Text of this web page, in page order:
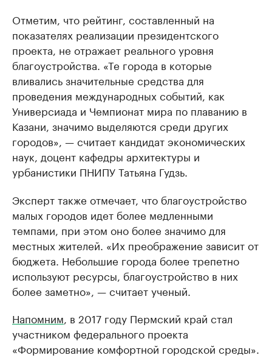
Отметим, что рейтинг, составленный на
показателях реализации президентского
проекта, не отражает реального уровня
благоустройства. «Те города в которые
вливались значительные средства для
проведения международных событий, как
Универсиада и Чемпионат мира по плаванию в
Казани, значимо выделяются среди других
городов», — считает кандидат экономических
наук, доцент кафедры архитектуры и
урбанистики ПНИПУ Татьяна Гудзь.
Эксперт также отмечает, что благоустройство
малых городов идет более медленными
темпами, при этом оно более значимо для
местных жителей. «Их преображение зависит от
бюджета. Небольшие города более трепетно
используют ресурсы, благоустройство в них
более заметно», — считает ученый.
Напомним , в 2017 году Пермский край стал
участником федерального проекта
«Формирование комфортной городской среды».